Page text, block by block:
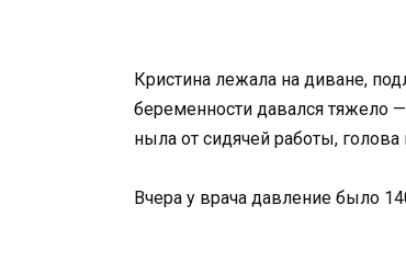
Кристина лежала на диване,
беременности давался тяжело
ныла от сидячей работы,
Вчера у врача давление было